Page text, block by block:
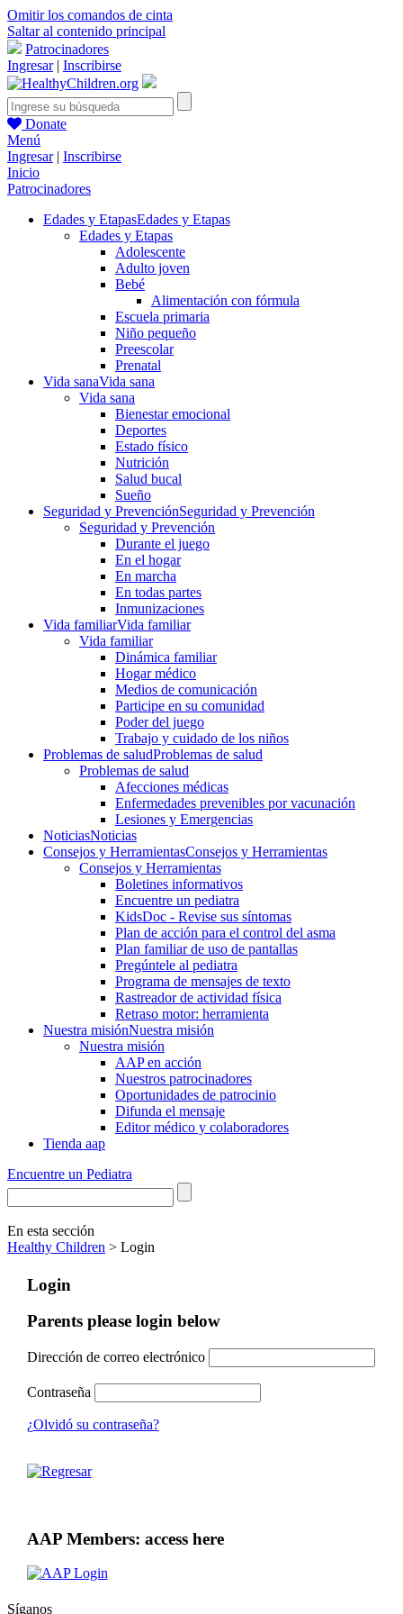
Omitir los comandos de cinta
Saltar al contenido principal
Patrocinadores
Ingresar| Inscribirse
Donate
Menú
Ingresar| Inscribirse
Inicio
Patrocinadores
Edades y EtapasEdades y Etapas
Edades y Etapas
Adolescente
Adulto joven
Bebé
Alimentación con fórmula
Escuela primaria
Niño pequeño
Preescolar
Prenatal
Vida sanaVida sana
Vida sana
Bienestar emocional
Deportes
Estado físico
Nutrición
Salud bucal
Sueño
Seguridad y PrevenciónSeguridad y Prevención
Seguridad y Prevención
Durante el juego
En el hogar
En marcha
En todas partes
Inmunizaciones
Vida familiarVida familiar
Vida familiar
Dinámica familiar
Hogar médico
Medios de comunicación
Participe en su comunidad
Poder del juego
Trabajo y cuidado de los niños
Problemas de saludProblemas de salud
Problemas de salud
Afecciones médicas
Enfermedades prevenibles por vacunación
Lesiones y Emergencias
NoticiasNoticias
Consejos y HerramientasConsejos y Herramientas
Consejos y Herramientas
Boletines informativos
Encuentre un pediatra
KidsDoc - Revise sus síntomas
Plan de acción para el control del asma
Plan familiar de uso de pantallas
Pregúntele al pediatra
Programa de mensajes de texto
Rastre​​ador de activida​d física
Retraso motor: herramienta
Nuestra misiónNuestra misión
Nuestra misión
AAP en acción
Nuestros patrocinadores
Oportunidades de patrocinio
Difunda el mensaje
Editor médico y colaboradores
Tienda aap
Encuentre un Pediatra
En esta sección
Healthy Children > Login
Login
Parents please login below
Dirección de correo electrónico
Contraseña
¿Olvidó su contraseña?
AAP Members: access here
Síganos